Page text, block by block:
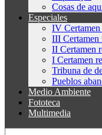
Cosas de
Especiales
IV Certamen
III Certamen
II Certamen
I Certamen
Tribuna de
Pueblos
Medio Ambiente
Fototeca
Multimedia